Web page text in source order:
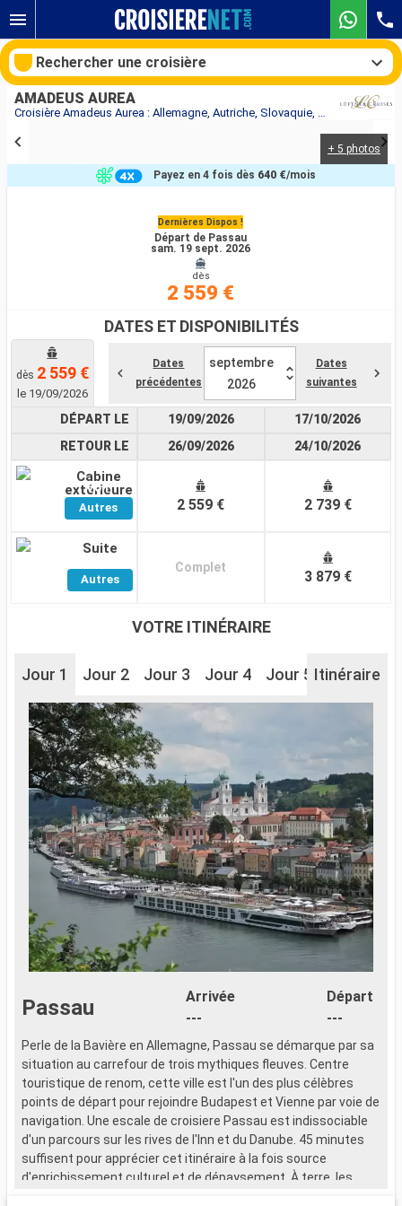
Croisière Amadeus Aurea : Allemagne, Autriche, Slovaquie, Hongrie au départ de Passau
AMADEUS AUREA
+ 5 photos
Dernières Dispos !
Départ de Passau
sam. 19 sept. 2026
dès
2 559 €
Payez en 4 fois dès 640 €/mois
DATES ET DISPONIBILITÉS
dès 2 559 €
le 19/09/2026
Dates
précédentes
septembre
2026
Dates
suivantes
DÉPART LE
RETOUR LE
Cabine
extérieure
Voir
Autres
Suite
Autres
19/09/2026
26/09/2026
2 559 €
Complet
17/10/2026
24/10/2026
2 739 €
3 879 €
VOTRE ITINÉRAIRE
Jour 1 Jour 2 Jour 3 Jour 4 Jour 5 Jour 6
Itinéraire
Passau
Arrivée
---
Départ
---
Perle de la Bavière en Allemagne, Passau se démarque par sa
situation au carrefour de trois mythiques fleuves. Centre
touristique de renom, cette ville est l'un des plus célèbres
points de départ pour rejoindre Budapest et Vienne par voie de
navigation. Une escale de croisiere Passau est indissociable
d'un parcours sur les rives de l'Inn et du Danube. 45 minutes
suffisent pour apprécier cet itinéraire à la fois source
d'enrichissement culturel et de dépaysement. À terre, les
Rechercher une croisière
Nos destinations
Compagnies
Rechercher